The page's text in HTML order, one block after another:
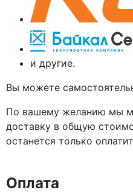
и другие.
Вы можете
По вашему желанию мы
доставку в общую
останется только
Оплата